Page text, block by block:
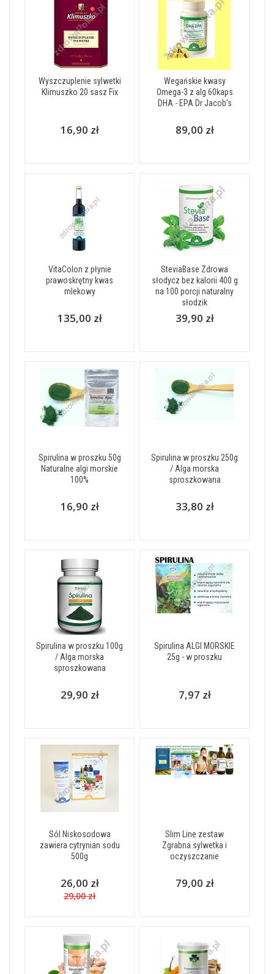
Wyszczuplenie sylwetki
Klimuszko 20 sasz Fix
16,90 zł
Wegańskie kwasy
Omega-3 z alg 60kaps
DHA - EPA Dr Jacob's
89,00 zł
VitaColon z płynie
prawoskrętny kwas
mlekowy
135,00 zł
SteviaBase Zdrowa
słodycz bez kalorii 400 g
na 100 porcji naturalny
słodzik
39,90 zł
Spirulina w proszku 50g
Naturalne algi morskie
100%
16,90 zł
Spirulina w proszku 250g
/ Alga morska
sproszkowana
33,80 zł
Spirulina w proszku 100g
/ Alga morska
sproszkowana
29,90 zł
Spirulina ALGI MORSKIE
25g - w proszku
7,97 zł
Sól Niskosodowa
zawiera cytrynian sodu
500g
26,00 zł
29,00 zł
Slim Line zestaw
Zgrabna sylwetka i
oczyszczanie
79,00 zł